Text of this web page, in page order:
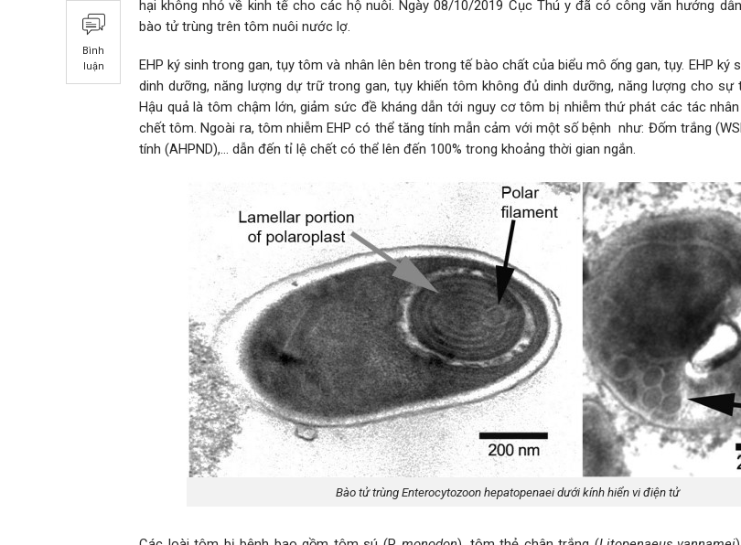
Bình
luận
hại không nhỏ về kinh tế cho các hộ nuôi. Ngày 08/10/2019 Cục Thú y đã có công văn hướng
bào tử trùng trên tôm nuôi nước lợ.
EHP ký sinh trong gan, tụy tôm và nhân lên bên trong tế bào chất của biểu mô ống gan, tụy. EHP ký
dinh dưỡng, năng lượng dự trữ trong gan, tụy khiến tôm không đủ dinh dưỡng, năng lượng cho sự
Hậu quả là tôm chậm lớn, giảm sức đề kháng dẫn tới nguy cơ tôm bị nhiễm thứ phát các tác
chết tôm. Ngoài ra, tôm nhiễm EHP có thể tăng tính mẫn cảm với một số bệnh như: Đốm trắng
tính (AHPND),… dẫn đến tỉ lệ chết có thể lên đến 100% trong khoảng thời gian ngắn.
Bào tử trùng Enterocytozoon hepatopenaei dưới kính hiển vi điện tử